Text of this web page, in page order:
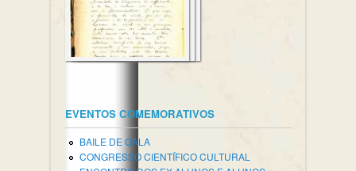
EVENTOS COMEMORATIVOS
BAILE DE GALA
CONGRESSO CIENTÍFICO CULTURAL